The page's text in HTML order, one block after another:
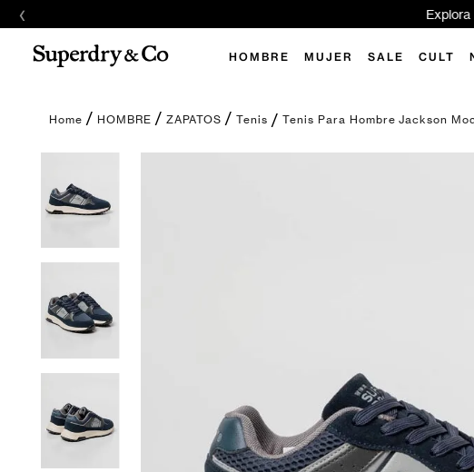
‹ Explora
HOMBRE MUJER SALE CULT
HOMBRE ZAPATOS Tenis Tenis Para Hombre Jackson